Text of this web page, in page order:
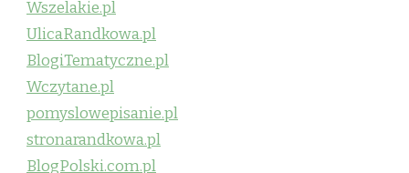
Wszelakie.pl
UlicaRandkowa.pl
BlogiTematyczne.pl
Wczytane.pl
pomyslowepisanie.pl
stronarandkowa.pl
BlogPolski.com.pl